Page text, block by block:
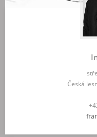
Česká